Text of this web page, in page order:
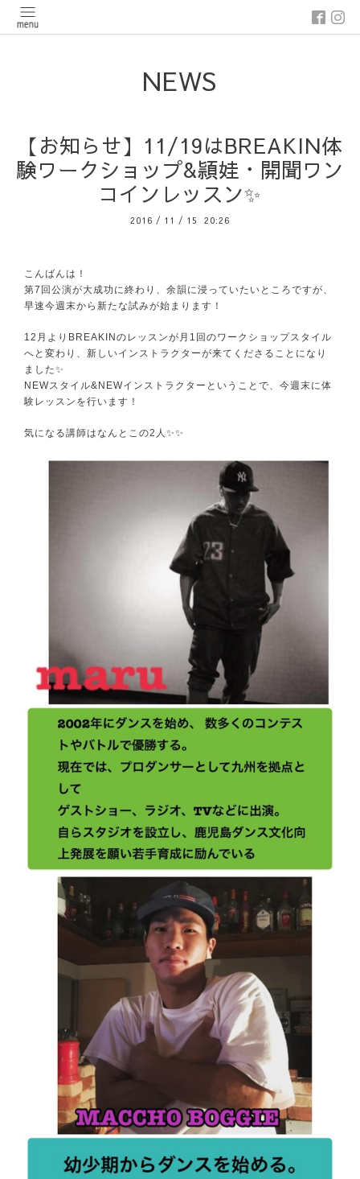
NEWS
【お知らせ】11/19はBREAKIN体
験ワークショップ&頴娃・開聞ワン
コインレッスン✨
2016 / 11 / 15 20:26
こんばんは！
第7回公演が大成功に終わり、余韻に浸っていたいところですが、
早速今週末から新たな試みが始まります！
12月よりBREAKINのレッスンが月1回のワークショップスタイル
へと変わり、新しいインストラクターが来てくださることになり
ました✨
NEWスタイル&NEWインストラクターということで、今週末に体
験レッスンを行います！
気になる講師はなんとこの2人✨✨